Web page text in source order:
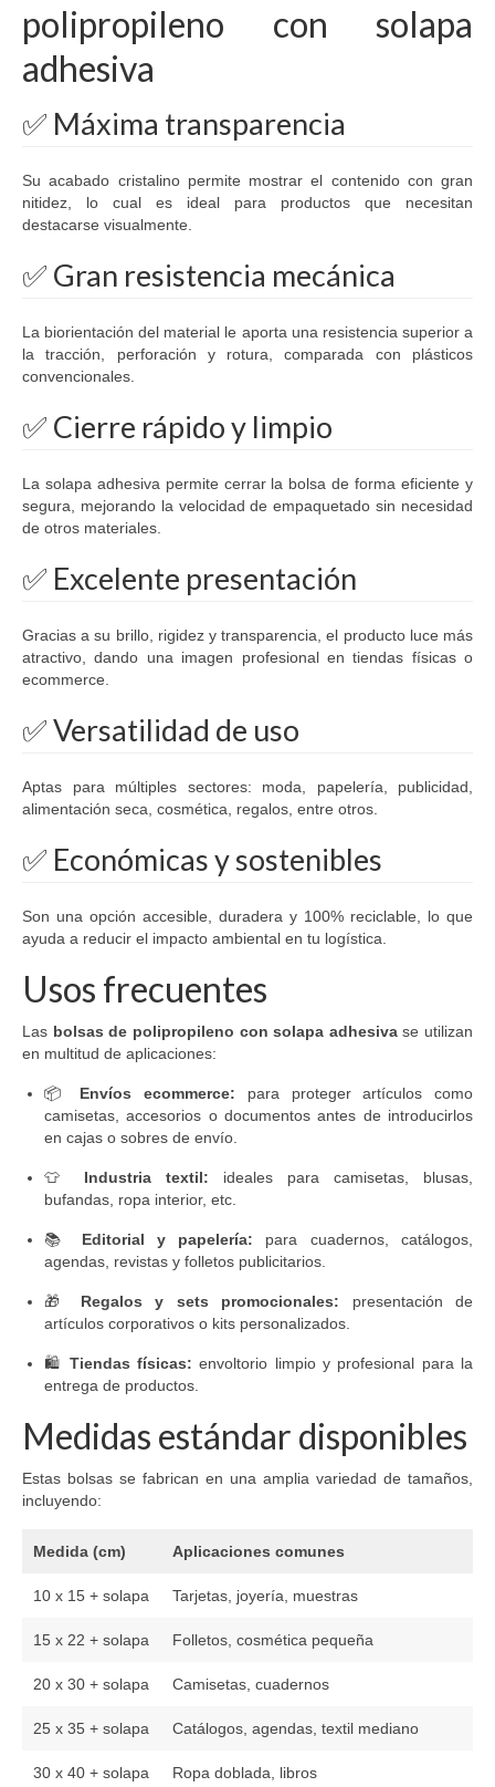
polipropileno con solapa
adhesiva
✅ Máxima transparencia
Su acabado cristalino permite mostrar el contenido con gran
nitidez, lo cual es ideal para productos que necesitan
destacarse visualmente.
✅ Gran resistencia mecánica
La biorientación del material le aporta una resistencia superior a
la tracción, perforación y rotura, comparada con plásticos
convencionales.
✅ Cierre rápido y limpio
La solapa adhesiva permite cerrar la bolsa de forma eficiente y
segura, mejorando la velocidad de empaquetado sin necesidad
de otros materiales.
✅ Excelente presentación
Gracias a su brillo, rigidez y transparencia, el producto luce más
atractivo, dando una imagen profesional en tiendas físicas o
ecommerce.
✅ Versatilidad de uso
Aptas para múltiples sectores: moda, papelería, publicidad,
alimentación seca, cosmética, regalos, entre otros.
✅ Económicas y sostenibles
Son una opción accesible, duradera y 100% reciclable, lo que
ayuda a reducir el impacto ambiental en tu logística.
Usos frecuentes
Las bolsas de polipropileno con solapa adhesivase utilizan
en multitud de aplicaciones:
📦 Envíos ecommerce: para proteger artículos como
camisetas, accesorios o documentos antes de introducirlos
en cajas o sobres de envío.
👕 Industria textil: ideales para camisetas, blusas,
bufandas, ropa interior, etc.
📚 Editorial y papelería: para cuadernos, catálogos,
agendas, revistas y folletos publicitarios.
🎁 Regalos y sets promocionales: presentación de
artículos corporativos o kits personalizados.
🛍️ Tiendas físicas: envoltorio limpio y profesional para la
entrega de productos.
Medidas estándar disponibles
Estas bolsas se fabrican en una amplia variedad de tamaños,
incluyendo:
Medida (cm) Aplicaciones comunes
10 x 15 + solapa Tarjetas, joyería, muestras
15 x 22 + solapa Folletos, cosmética pequeña
20 x 30 + solapa Camisetas, cuadernos
25 x 35 + solapa Catálogos, agendas, textil mediano
30 x 40 + solapa Ropa doblada, libros